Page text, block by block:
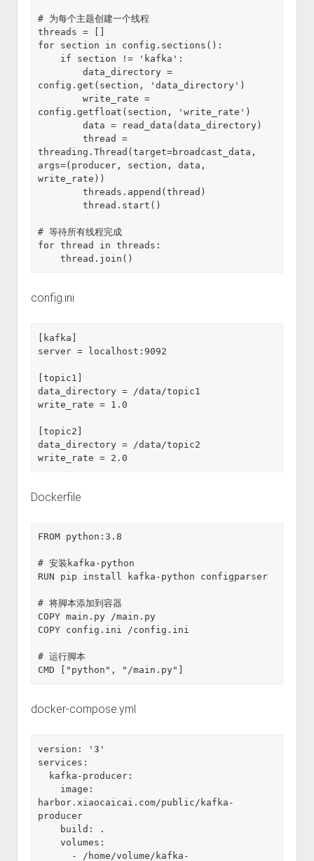
# 为每个主题创建一个线程
threads = []
for section in config.sections():
        data_directory =
config.get(section, 'data_directory')
        write_rate =
config.getfloat(section, 'write_rate')
        data = read_data(data_directory)
        thread =
threading.Thread(target=broadcast_data,
args=(producer, section, data,
write_rate))
        threads.append(thread)
        thread.start()
# 等待所有线程完成
for thread in threads:
config.ini
[kafka]
server = localhost:9092
[topic1]
data_directory = /data/topic1
write_rate = 1.0
[topic2]
data_directory = /data/topic2
write_rate = 2.0
Dockerfile
FROM python:3.8
# 安装kafka-python
RUN pip install kafka-python configparser
# 将脚本添加到容器
COPY main.py /main.py
COPY config.ini /config.ini
# 运行脚本
docker-compose.yml
version: '3'
services:
harbor.xiaocaicai.com/public/kafka-
producer
    volumes: